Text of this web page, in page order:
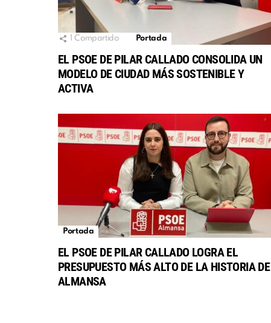
Compartido Portada
EL PSOE DE PILAR CALLADO CONSOLIDA UN
MODELO DE CIUDAD MÁS SOSTENIBLE Y
ACTIVA
Portada
EL PSOE DE PILAR CALLADO LOGRA EL
PRESUPUESTO MÁS ALTO DE LA HISTORIA DE
ALMANSA